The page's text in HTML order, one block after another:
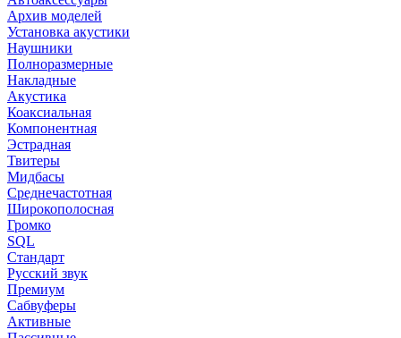
Архив моделей
Установка акустики
Наушники
Полноразмерные
Накладные
Акустика
Коаксиальная
Компонентная
Эстрадная
Твитеры
Мидбасы
Среднечастотная
Широкополосная
Громко
SQL
Стандарт
Русский звук
Премиум
Сабвуферы
Активные